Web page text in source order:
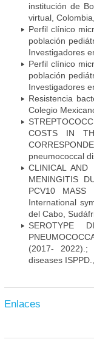
institución de
virtual,
Perfil clínico
población
Investigadores
Perfil clínico
población
Investigadores
Resistencia
Colegio
COSTS IN
pneumococcal
CLINICAL AND
MENINGITIS
PCV10 MASS
International
del Cabo,
SEROTYPE
(2017- 2022).;
diseases
Enlaces